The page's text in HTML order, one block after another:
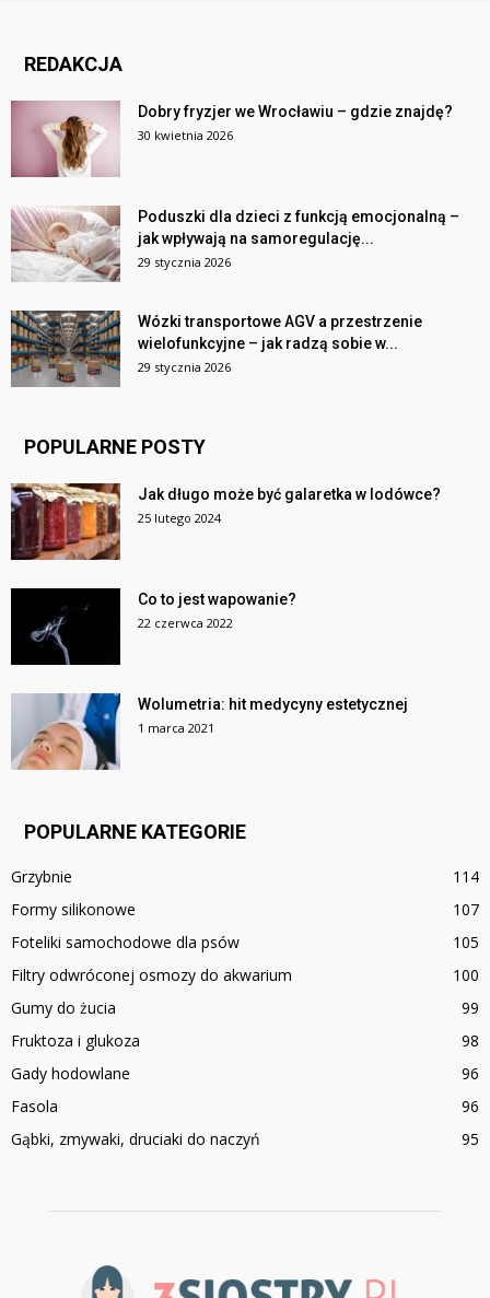
REDAKCJA
Dobry fryzjer we Wrocławiu – gdzie znajdę?
30 kwietnia 2026
Poduszki dla dzieci z funkcją emocjonalną –
jak wpływają na samoregulację...
29 stycznia 2026
Wózki transportowe AGV a przestrzenie
wielofunkcyjne – jak radzą sobie w...
29 stycznia 2026
POPULARNE POSTY
Jak długo może być galaretka w lodówce?
25 lutego 2024
Co to jest wapowanie?
22 czerwca 2022
Wolumetria: hit medycyny estetycznej
1 marca 2021
POPULARNE KATEGORIE
Grzybnie
114
Formy silikonowe
107
Foteliki samochodowe dla psów
105
Filtry odwróconej osmozy do akwarium
100
Gumy do żucia
99
Fruktoza i glukoza
98
Gady hodowlane
96
Fasola
96
Gąbki, zmywaki, druciaki do naczyń
95